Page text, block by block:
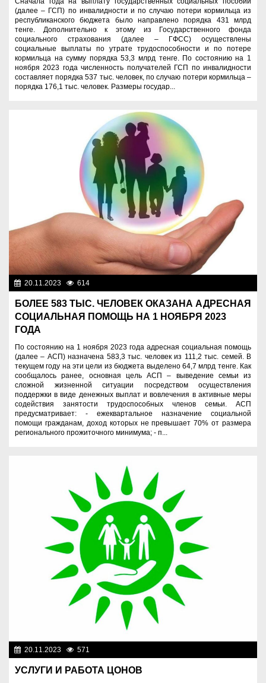
(далее – ГСП) по инвалидности и по случаю потери кормильца из
республиканского бюджета было направлено порядка 431 млрд
тенге. Дополнительно к этому из Государственного фонда
социального страхования (далее – ГФСС) осуществлены
социальные выплаты по утрате трудоспособности и по потере
кормильца на сумму порядка 53,3 млрд тенге. По состоянию на 1
ноября 2023 года численность получателей ГСП по инвалидности
составляет порядка 537 тыс. человек, по случаю потери кормильца –
порядка 176,1 тыс. человек. Размеры государ...
20.11.2023 614
БОЛЕЕ 583 ТЫС. ЧЕЛОВЕК ОКАЗАНА АДРЕСНАЯ
СОЦИАЛЬНАЯ ПОМОЩЬ НА 1 НОЯБРЯ 2023
ГОДА
По состоянию на 1 ноября 2023 года адресная социальная помощь
(далее – АСП) назначена 583,3 тыс. человек из 111,2 тыс. семей. В
текущем году на эти цели из бюджета выделено 64,7 млрд тенге. Как
сообщалось ранее, основная цель АСП – выведение семьи из
сложной жизненной ситуации посредством осуществления
поддержки в виде денежных выплат и вовлечения в активные меры
содействия занятости трудоспособных членов семьи. АСП
предусматривает: - ежеквартальное назначение социальной
помощи гражданам, доход которых не превышает 70% от размера
регионального прожиточного минимума; - п...
20.11.2023 571
УСЛУГИ И РАБОТА ЦОНОВ